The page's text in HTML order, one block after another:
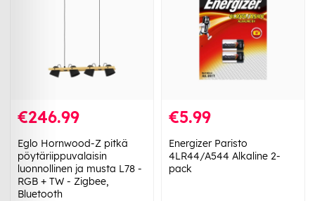
€246.99
Eglo Hornwood-Z pitkä
pöytäriippuvalaisin
luonnollinen ja musta L78 -
RGB + TW - Zigbee,
Bluetooth
€5.99
Energizer Paristo
4LR44/A544 Alkaline 2-
pack